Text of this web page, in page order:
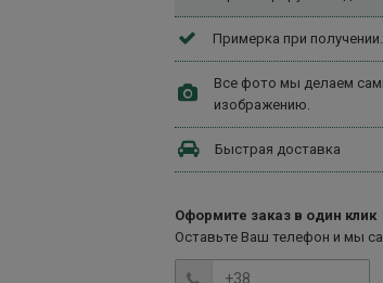
Примерка при получении.
Все фото мы делаем
изображению.
Быстрая доставка
Оформите заказ в один клик
Оставьте Ваш телефон и мы